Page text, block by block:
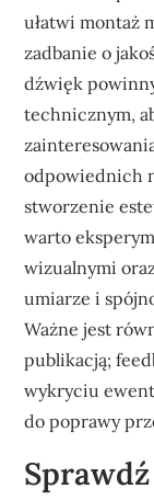
ułatwi montaż
zadbanie o
dźwięk
technicznym,
odpowiednich
stworzenie
warto
wizualnymi
umiarze i
Ważne jest
publikacją;
wykryciu
do poprawy